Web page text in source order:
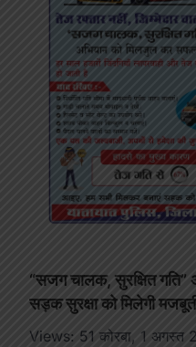
“सजग चालक, सुरक्षित गति”
सड़क सुरक्षा को मिलेगी
Views: 51 कोरबा, 1